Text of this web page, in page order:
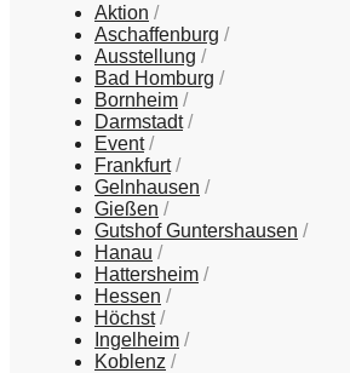
Aktion
Aschaffenburg
Ausstellung
Bad Homburg
Bornheim
Darmstadt
Event
Frankfurt
Gelnhausen
Gießen
Gutshof Guntershausen
Hanau
Hattersheim
Hessen
Höchst
Ingelheim
Koblenz